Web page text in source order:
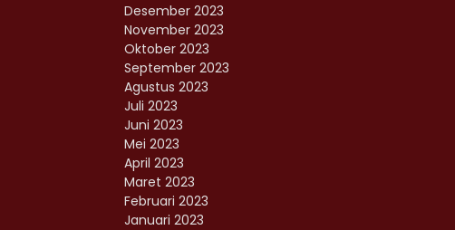
Desember 2023
November 2023
Oktober 2023
September 2023
Agustus 2023
Juli 2023
Juni 2023
Mei 2023
April 2023
Maret 2023
Februari 2023
Januari 2023